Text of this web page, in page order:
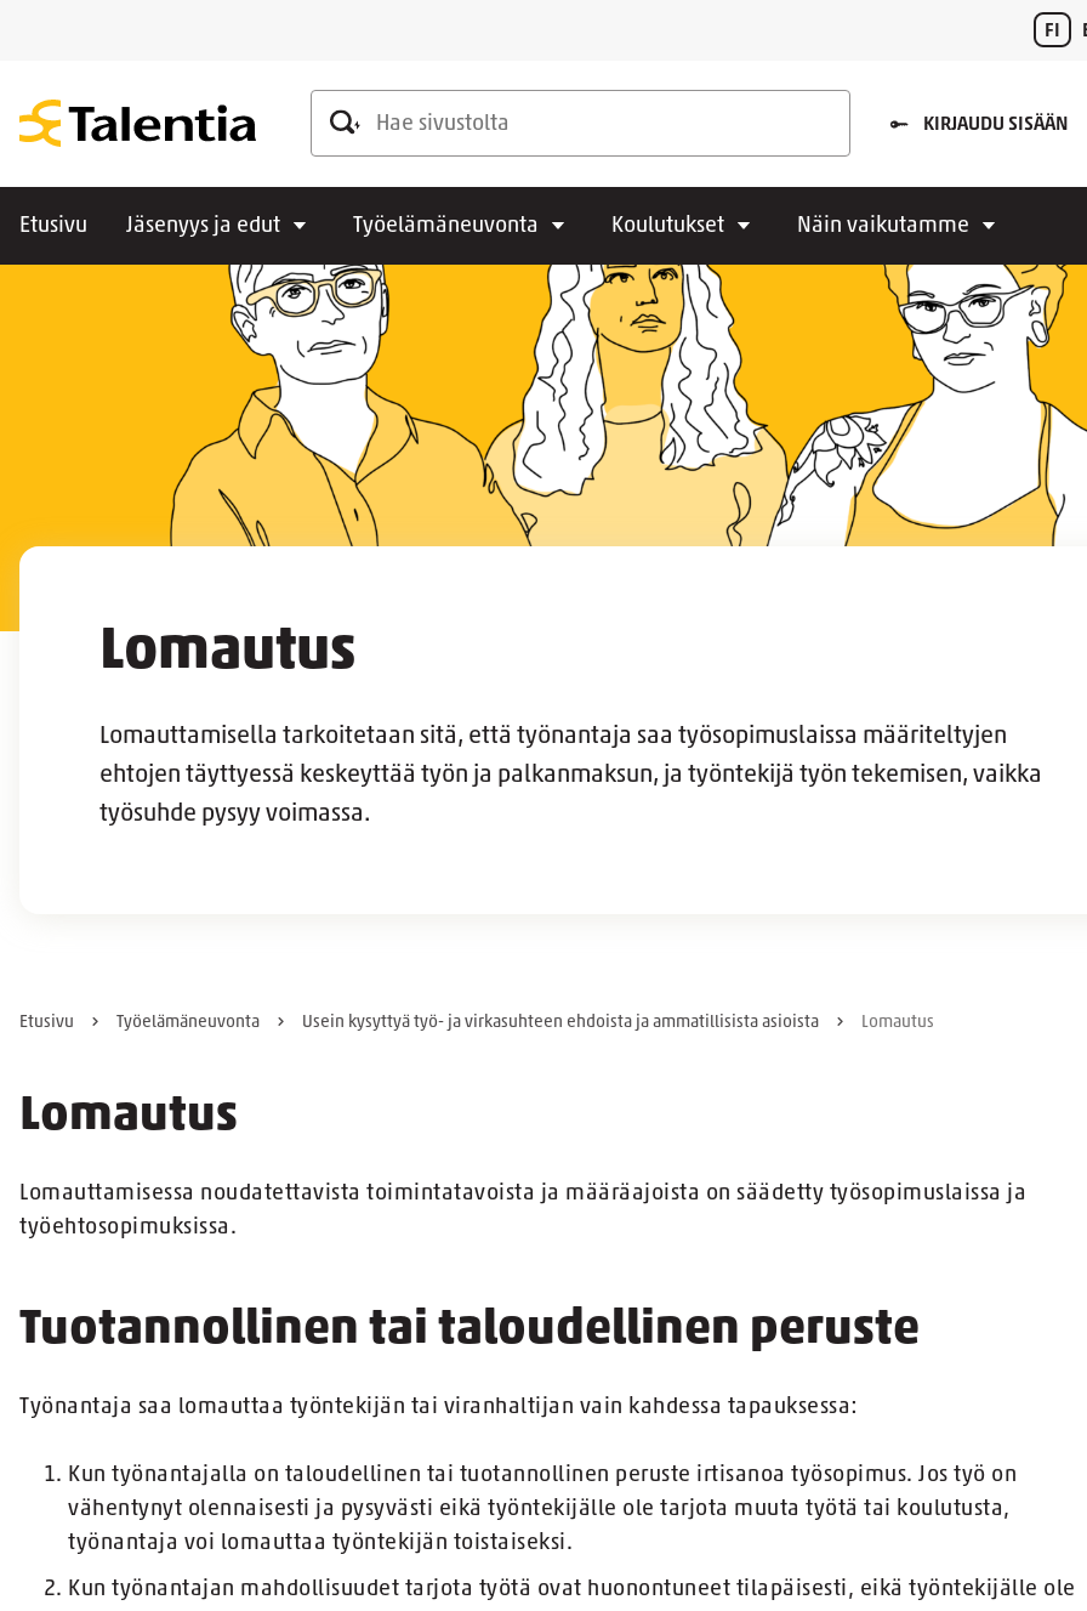
FI
Hae sivustolta
KIRJAUDU SISÄÄN
Etusivu Jäsenyys ja edut Työelämäneuvonta Koulutukset Näin vaikutamme
Lomautus
Lomauttamisella tarkoitetaan sitä, että työnantaja saa työsopimuslaissa määriteltyjen
ehtojen täyttyessä keskeyttää työn ja palkanmaksun, ja työntekijä työn tekemisen, vaikka
työsuhde pysyy voimassa.
Etusivu Työelämäneuvonta Usein kysyttyä työ- ja virkasuhteen ehdoista ja ammatillisista asioista Lomautus
Lomautus
Lomauttamisessa noudatettavista toimintatavoista ja määräajoista on säädetty työsopimuslaissa ja
työehtosopimuksissa.
Tuotannollinen tai taloudellinen peruste
Työnantaja saa lomauttaa työntekijän tai viranhaltijan vain kahdessa tapauksessa:
Kun työnantajalla on taloudellinen tai tuotannollinen peruste irtisanoa työsopimus. Jos työ on
vähentynyt olennaisesti ja pysyvästi eikä työntekijälle ole tarjota muuta työtä tai koulutusta,
työnantaja voi lomauttaa työntekijän toistaiseksi.
Kun työnantajan mahdollisuudet tarjota työtä ovat huonontuneet tilapäisesti, eikä työntekijälle ole